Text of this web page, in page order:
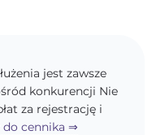
jest zawsze
konkurencji Nie
za rejestrację i
do cennika ⇒